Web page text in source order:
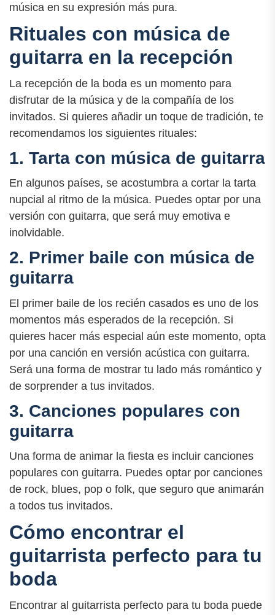
música en su expresión más pura.
Rituales con música de
guitarra en la recepción
La recepción de la boda es un momento para
disfrutar de la música y de la compañía de los
invitados. Si quieres añadir un toque de tradición, te
recomendamos los siguientes rituales:
1. Tarta con música de guitarra
En algunos países, se acostumbra a cortar la tarta
nupcial al ritmo de la música. Puedes optar por una
versión con guitarra, que será muy emotiva e
inolvidable.
2. Primer baile con música de
guitarra
El primer baile de los recién casados es uno de los
momentos más esperados de la recepción. Si
quieres hacer más especial aún este momento, opta
por una canción en versión acústica con guitarra.
Será una forma de mostrar tu lado más romántico y
de sorprender a tus invitados.
3. Canciones populares con
guitarra
Una forma de animar la fiesta es incluir canciones
populares con guitarra. Puedes optar por canciones
de rock, blues, pop o folk, que seguro que animarán
a todos tus invitados.
Cómo encontrar el
guitarrista perfecto para tu
boda
Encontrar al guitarrista perfecto para tu boda puede